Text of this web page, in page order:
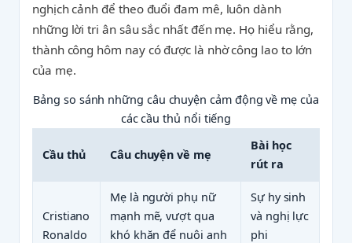
nghịch cảnh để theo đuổi đam mê, luôn dành
những lời tri ân sâu sắc nhất đến mẹ. Họ hiểu rằng,
thành công hôm nay có được là nhờ công lao to lớn
của mẹ.
Bảng so sánh những câu chuyện cảm động về mẹ của
các cầu thủ nổi tiếng
Cầu thủ Câu chuyện về mẹ
Bài học
rút ra
Cristiano
Ronaldo
Mẹ là người phụ nữ
mạnh mẽ, vượt qua
khó khăn để nuôi anh
Sự hy sinh
và nghị lực
phi